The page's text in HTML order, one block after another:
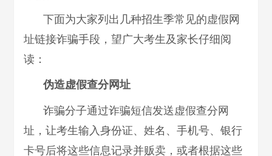
下面为大家列出几种招生季常见的虚假网
址链接诈骗手段，望广大考生及家长仔细阅
读：
伪造虚假查分网址
诈骗分子通过诈骗短信发送虚假查分网
址，让考生输入身份证、姓名、手机号、银行
卡号后将这些信息记录并贩卖，或者根据这些